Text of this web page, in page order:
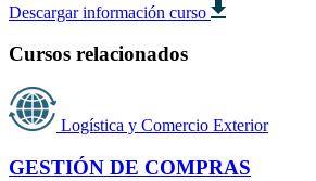
Descargar información curso
Cursos relacionados
Logística y Comercio Exterior
GESTIÓN DE COMPRAS